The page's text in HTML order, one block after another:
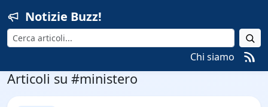
Notizie Buzz!
Cerca
Chi siamo
Articoli su #ministero